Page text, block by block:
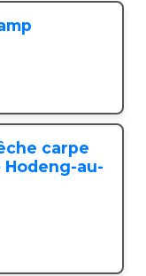
carpe
au-